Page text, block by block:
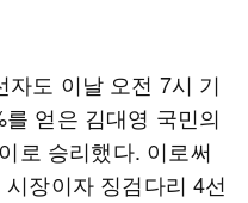
자도 이날 오전 7시 기
얻은 김대영 국민의
로 승리했다. 이로써
장이자 징검다리 4선